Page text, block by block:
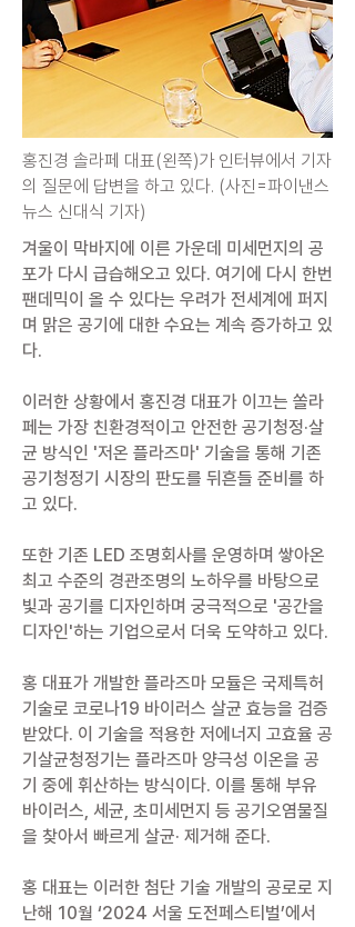
홍진경 솔라페 대표(왼쪽)가 인터뷰에서 기자
의 질문에 답변을 하고 있다. (사진=파이낸스
뉴스 신대식 기자)
겨울이 막바지에 이른 가운데 미세먼지의 공
포가 다시 급습해오고 있다. 여기에 다시 한번
팬데믹이 올 수 있다는 우려가 전세계에 퍼지
며 맑은 공기에 대한 수요는 계속 증가하고 있
다.
이러한 상황에서 홍진경 대표가 이끄는 쏠라
페는 가장 친환경적이고 안전한 공기청정·살
균 방식인 '저온 플라즈마' 기술을 통해 기존
공기청정기 시장의 판도를 뒤흔들 준비를 하
고 있다.
또한 기존 LED 조명회사를 운영하며 쌓아온
최고 수준의 경관조명의 노하우를 바탕으로
빛과 공기를 디자인하며 궁극적으로 '공간을
디자인'하는 기업으로서 더욱 도약하고 있다.
홍 대표가 개발한 플라즈마 모듈은 국제특허
기술로 코로나19 바이러스 살균 효능을 검증
받았다. 이 기술을 적용한 저에너지 고효율 공
기살균청정기는 플라즈마 양극성 이온을 공
기 중에 휘산하는 방식이다. 이를 통해 부유
바이러스, 세균, 초미세먼지 등 공기오염물질
을 찾아서 빠르게 살균· 제거해 준다.
홍 대표는 이러한 첨단 기술 개발의 공로로 지
난해 10월 ‘2024 서울 도전페스티벌’에서